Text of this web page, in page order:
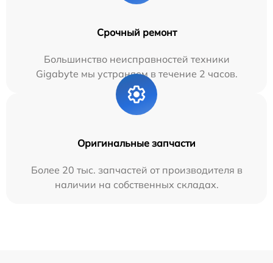
Срочный ремонт
Большинство неисправностей техники
Gigabyte мы устраняем в течение 2 часов.
Оригинальные запчасти
Более 20 тыс. запчастей от производителя в
наличии на собственных складах.